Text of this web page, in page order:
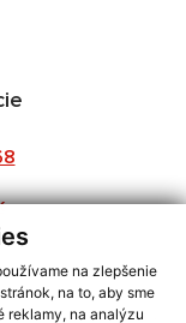
na zlepšenie
na to, aby sme
reklamy, na analýzu
s využitím RSS